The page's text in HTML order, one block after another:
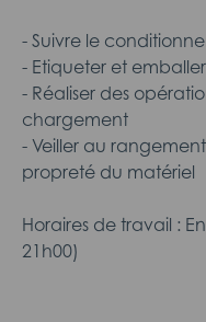
- Suivre le
- Etiqueter et
- Réaliser des
chargement
- Veiller au
propreté du matériel
Horaires de travail :
21h00)